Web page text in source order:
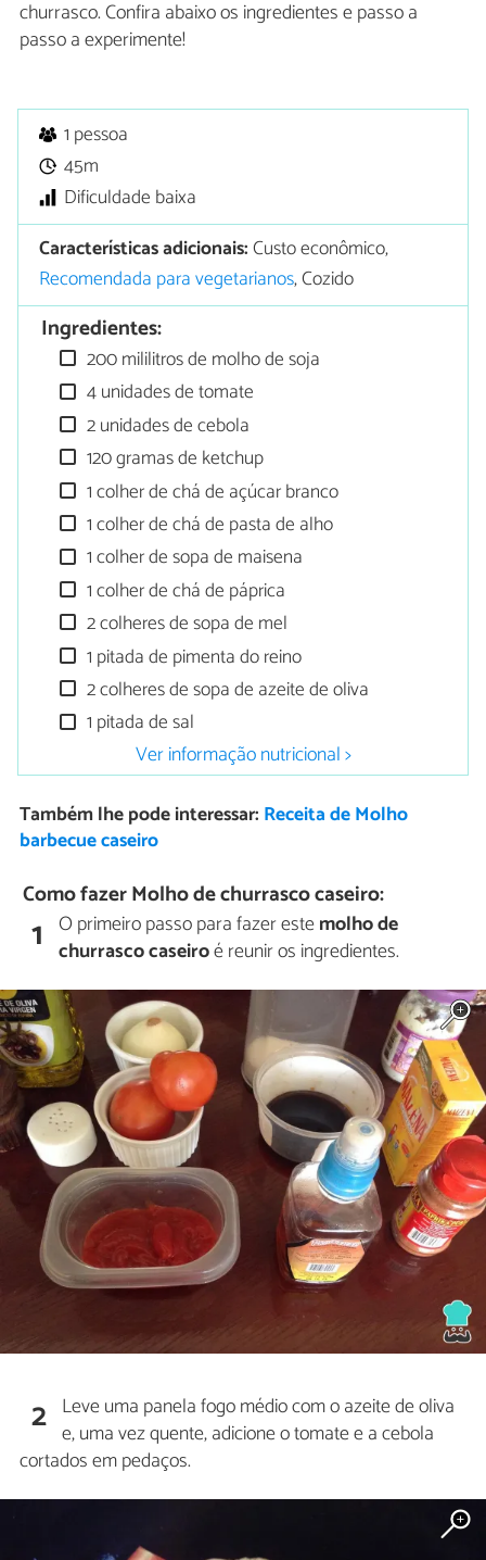
churrasco. Confira abaixo os ingredientes e passo a
passo a experimente!
1 pessoa
45m
Dificuldade baixa
Características adicionais:Custo econômico,
Recomendada para vegetarianos, Cozido
Ingredientes:
200 mililitros de molho de soja
4 unidades de tomate
2 unidades de cebola
120 gramas de ketchup
1 colher de chá de açúcar branco
1 colher de chá de pasta de alho
1 colher de sopa de maisena
1 colher de chá de páprica
2 colheres de sopa de mel
1 pitada de pimenta do reino
2 colheres de sopa de azeite de oliva
1 pitada de sal
Ver informação nutricional >
Também lhe pode interessar: Receita de Molho
barbecue caseiro
Como fazer Molho de churrasco caseiro:
1 O primeiro passo para fazer estemolho de
churrasco caseiroé reunir os ingredientes.
2 Leve uma panela fogo médio com o azeite de oliva
e, uma vez quente, adicione o tomate e a cebola
cortados em pedaços.